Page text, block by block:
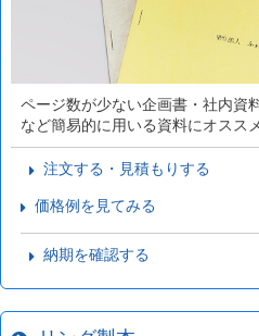
ページ数が少ない企画書・社内資
など簡易的に用いる資料にオスス
注文する・見積もりする
価格例を見てみる
納期を確認する